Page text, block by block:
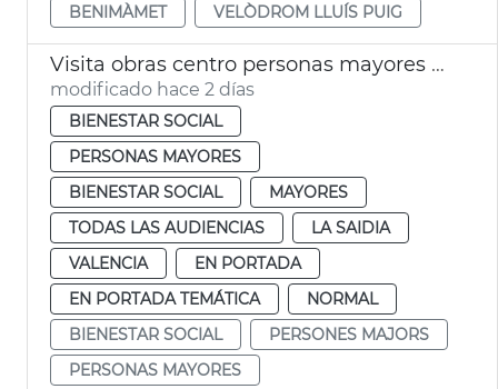
BENIMÀMET
VELÒDROM LLUÍS PUIG
Visita obras centro personas mayores Sant Antoni València
modificado hace 2 días
BIENESTAR SOCIAL
PERSONAS MAYORES
BIENESTAR SOCIAL
MAYORES
TODAS LAS AUDIENCIAS
LA SAIDIA
VALENCIA
EN PORTADA
EN PORTADA TEMÁTICA
NORMAL
BIENESTAR SOCIAL
PERSONES MAJORS
PERSONAS MAYORES